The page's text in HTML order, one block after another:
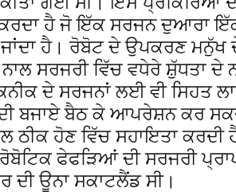
ਕਰਦਾ ਹੈ ਜੋ ਇੱਕ ਸਰਜਨ ਦੁਆਰਾ
ਜਾਂਦਾ ਹੈ। ਰੋਬੋਟ ਦੇ ਉਪਕਰਣ
ਸਰਜਰੀ ਵਿੱਚ ਵਧੇਰੇ ਸ਼ੁੱਧਤਾ ਦੇ
ਦੇ ਸਰਜਨਾਂ ਲਈ ਵੀ ਸਿਹਤ
ਬਜਾਏ ਬੈਠ ਕੇ ਆਪਰੇਸ਼ਨ ਕਰ
ਠੀਕ ਹੋਣ ਵਿੱਚ ਸਹਾਇਤਾ
ਫੇਫੜਿਆਂ ਦੀ ਸਰਜਰੀ
ਦੀ ਊਨਾ ਸਕਾਟਲੈਂਡ ਸੀ।